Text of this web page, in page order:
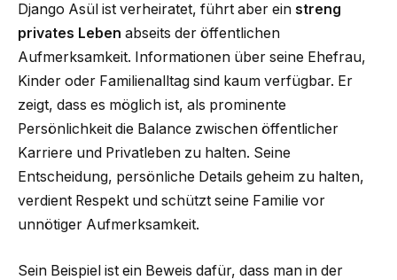
Django Asül ist verheiratet, führt aber ein streng
privates Leben abseits der öffentlichen
Aufmerksamkeit. Informationen über seine Ehefrau,
Kinder oder Familienalltag sind kaum verfügbar. Er
zeigt, dass es möglich ist, als prominente
Persönlichkeit die Balance zwischen öffentlicher
Karriere und Privatleben zu halten. Seine
Entscheidung, persönliche Details geheim zu halten,
verdient Respekt und schützt seine Familie vor
unnötiger Aufmerksamkeit.
Sein Beispiel ist ein Beweis dafür, dass man in der